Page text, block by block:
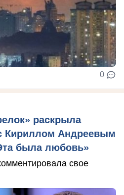
0
раскрыла
Кириллом Андреевым
была любовь»
свое